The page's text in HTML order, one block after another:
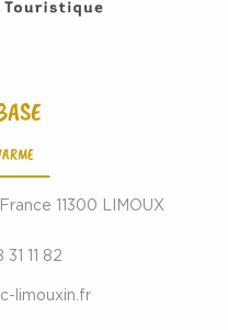
11300 LIMOUX
11 82
limouxin.fr